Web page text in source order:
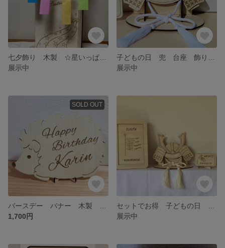
展示中
展示中
SOLD OUT
1,700円
展示中